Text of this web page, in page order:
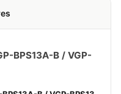
BPS13A-B / VGP-